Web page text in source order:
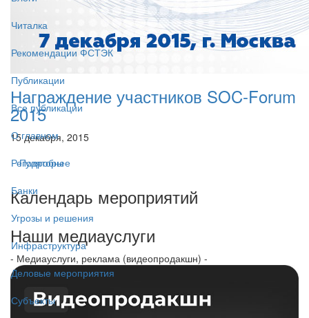
Читалка
Рекомендации ФСТЭК
Публикации
Все публикации
О главном
Регуляторы
Банки
Угрозы и решения
Инфраструктура
Деловые мероприятия
Субъекты
Награждение участников SOC-Forum
2015
15 декабря, 2015
Подробнее
Календарь мероприятий
Наши медиауслуги
- Медиауслуги, реклама (видеопродакшн) -